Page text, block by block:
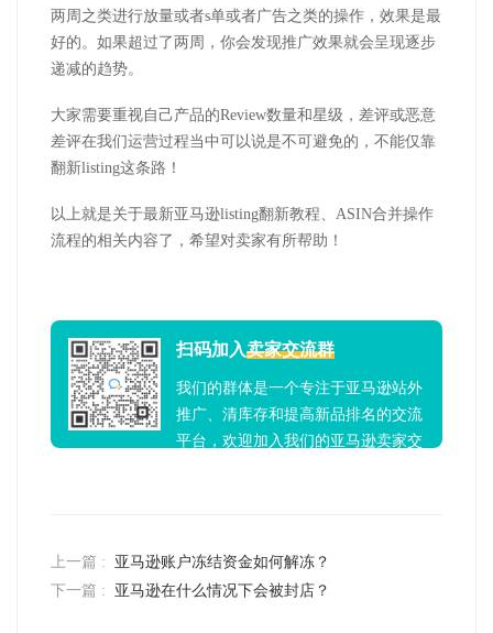
两周之类进行放量或者s单或者广告之类的操作，效果是最
好的。如果超过了两周，你会发现推广效果就会呈现逐步
递减的趋势。
大家需要重视自己产品的Review数量和星级，差评或恶意
差评在我们运营过程当中可以说是不可避免的，不能仅靠
翻新listing这条路！
以上就是关于最新亚马逊listing翻新教程、ASIN合并操作
流程的相关内容了，希望对卖家有所帮助！
扫码加入卖家交流群
我们的群体是一个专注于亚马逊站外
推广、清库存和提高新品排名的交流
平台，欢迎加入我们的亚马逊卖家交
上一篇 :
亚马逊账户冻结资金如何解冻？
下一篇 :
亚马逊在什么情况下会被封店？